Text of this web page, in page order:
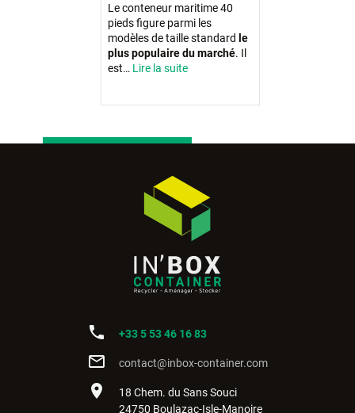
Le conteneur maritime 40
pieds figure parmi les
modèles de taille standard le
plus populaire du marché. Il
est… Lire la suite
phone +33 5 53 46 16 83
mail_outline contact@inbox-container.com
place
18 Chem. du Sans Souci
24750 Boulazac-Isle-Manoire